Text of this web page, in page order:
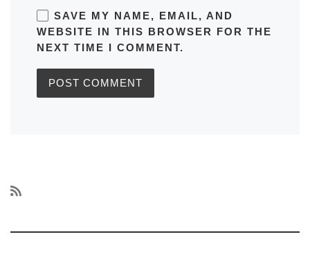
SAVE MY NAME, EMAIL, AND
WEBSITE IN THIS BROWSER FOR THE
NEXT TIME I COMMENT.